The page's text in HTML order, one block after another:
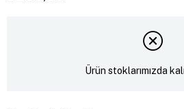
Ürün stoklarımızda